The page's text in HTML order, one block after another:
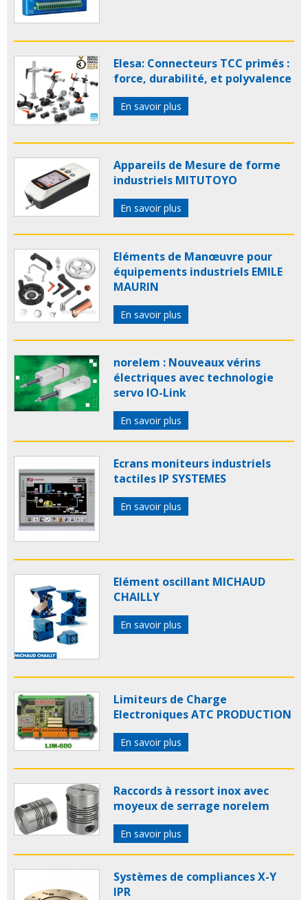
Elesa: Connecteurs TCC primés :
force, durabilité, et polyvalence
En savoir plus
Appareils de Mesure de forme
industriels MITUTOYO
En savoir plus
Eléments de Manœuvre pour
équipements industriels EMILE
MAURIN
En savoir plus
norelem : Nouveaux vérins
électriques avec technologie
servo IO-Link
En savoir plus
Ecrans moniteurs industriels
tactiles IP SYSTEMES
En savoir plus
Elément oscillant MICHAUD
CHAILLY
En savoir plus
Limiteurs de Charge
Electroniques ATC PRODUCTION
En savoir plus
Raccords à ressort inox avec
moyeux de serrage norelem
En savoir plus
Systèmes de compliances X-Y
IPR